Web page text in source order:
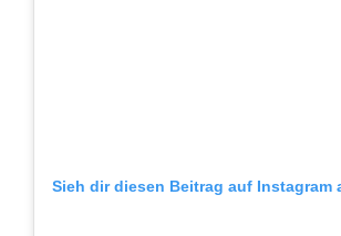
Sieh dir diesen Beitrag auf Instagram